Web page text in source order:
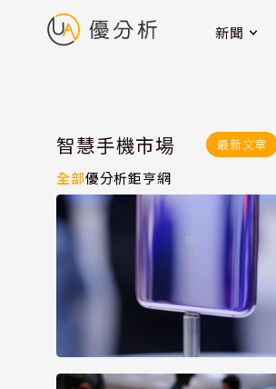
新聞
智慧手機市場 最新文章
全部優分析鉅亨網